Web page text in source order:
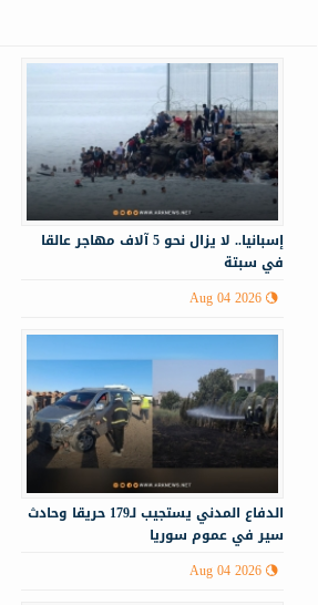
إسبانيا.. لا يزال نحو 5 آلاف مهاجر عالقا
في سبتة
Aug 04 2026
الدفاع المدني يستجيب لـ179 حريقا وحادث
سير في عموم سوريا
Aug 04 2026